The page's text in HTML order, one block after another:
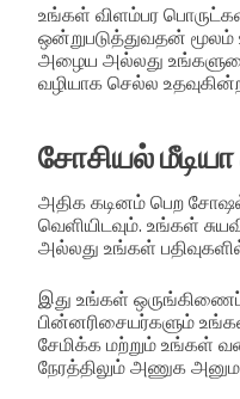
உங்கள் விளம்பர
ஒன்றுபடுத்துவதன்
அழைய அல்லது
வழியாக செல்ல
சோசியல்
அதிக கடினம் பெற
வெளியிடவும். உங்கள்
அல்லது உங்கள்
இது உங்கள்
பின்னரிசையர்களும்
சேமிக்க மற்றும்
நேரத்திலும் அணுக